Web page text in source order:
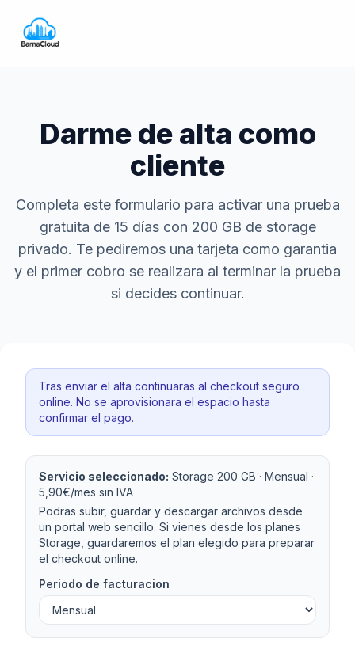
Darme de alta como
cliente
Completa este formulario para activar una prueba
gratuita de 15 días con 200 GB de storage
privado. Te pediremos una tarjeta como garantia
y el primer cobro se realizara al terminar la prueba
si decides continuar.
Tras enviar el alta continuaras al checkout seguro
online. No se aprovisionara el espacio hasta
confirmar el pago.
Servicio seleccionado: Storage 200 GB · Mensual ·
5,90€/mes sin IVA
Podras subir, guardar y descargar archivos desde
un portal web sencillo. Si vienes desde los planes
Storage, guardaremos el plan elegido para preparar
el checkout online.
Periodo de facturacion